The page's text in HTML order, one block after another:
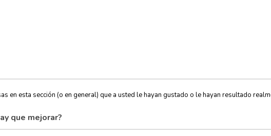
en esta sección (o en general) que a usted le hayan gustado o le hayan resultado
que mejorar?